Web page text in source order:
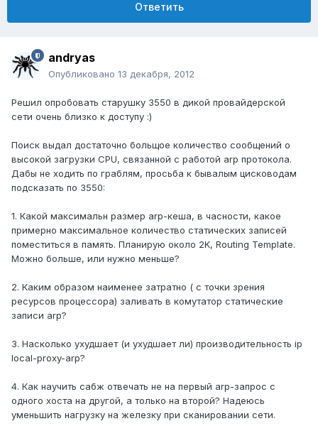
Ответить
andryas
Опубликовано 13 декабря, 2012
Решил опробовать старушку 3550 в дикой провайдерской
сети очень близко к доступу :)
Поиск выдал достаточно больщое количество сообщений о
высокой загрузки CPU, связанной с работой arp протокола.
Дабы не ходить по граблям, просьба к бывалым цисководам
подсказать по 3550:
1. Какой максимальн размер arp-кеша, в часности, какое
примерно максимальное количество статических записей
поместиться в память. Планирую около 2K, Routing Template.
Можно больше, или нужно меньше?
2. Каким образом наименее затратно ( с точки зрения
ресурсов процессора) заливать в комутатор статические
записи arp?
3. Насколько ухудшает (и ухудшает ли) производительность ip
local-proxy-arp?
4. Как научить сабж отвечать не на первый arp-запрос с
одного хоста на другой, а только на второй? Надеюсь
уменьшить нагрузку на железку при сканировании сети.